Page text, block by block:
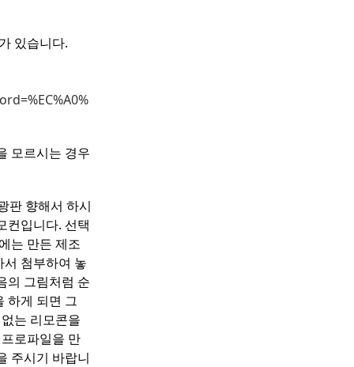
있습니다.
모르시는 경우
판 향해서 하시
컨입니다. 선택
는 만든 제조
첨부하여 놓
의 그림처럼 순
하게 되면 그
는 리모콘을
로파일을 만
주시기 바랍니